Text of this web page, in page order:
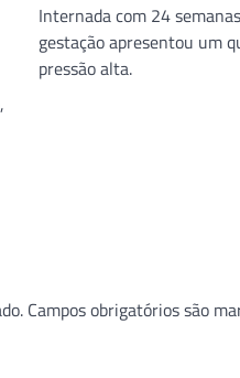
Internada com 24
gestação apresentou um
pressão alta.
Campos obrigatórios são